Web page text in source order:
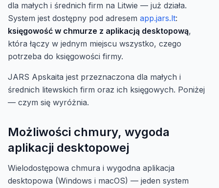
dla małych i średnich firm na Litwie — już działa.
System jest dostępny pod adresem app.jars.lt:
księgowość w chmurze z aplikacją desktopową,
która łączy w jednym miejscu wszystko, czego
potrzeba do księgowości firmy.
JARS Apskaita jest przeznaczona dla małych i
średnich litewskich firm oraz ich księgowych. Poniżej
— czym się wyróżnia.
Możliwości chmury, wygoda
aplikacji desktopowej
Wielodostępowa chmura i wygodna aplikacja
desktopowa (Windows i macOS) — jeden system